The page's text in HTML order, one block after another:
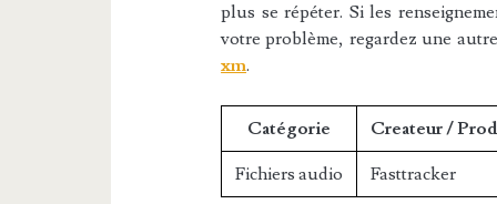
plus se répéter. Si les
votre problème, regardez une
xm.
Catégorie Createur /
Fichiers audio Fasttracker